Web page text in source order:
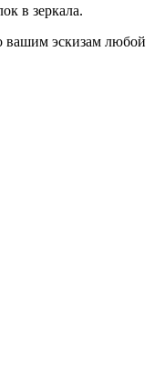
в зеркала.
вашим эскизам любой